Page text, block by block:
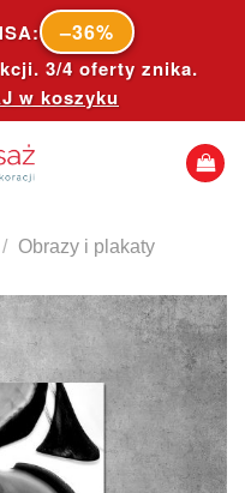
–36%
3/4 oferty znika.
w koszyku
/ Obrazy i plakaty